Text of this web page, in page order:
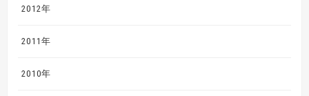
2012年
2011年
2010年